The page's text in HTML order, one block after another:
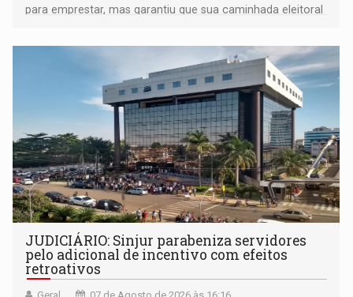
para emprestar, mas garantiu que sua caminhada eleitoral
JUDICIÁRIO: Sinjur parabeniza servidores
pelo adicional de incentivo com efeitos
retroativos